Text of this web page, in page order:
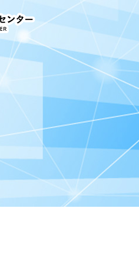
事業内容
賛同団体・サポート企業一覧
ブログ
アクセス